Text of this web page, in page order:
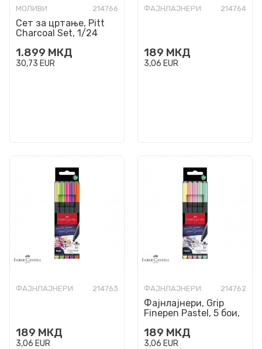
МОЛИВИ 214766
Сет за цртање, Pitt
Charcoal Set, 1/24
1.899 МКД
30,73 EUR
ФАЈНЛАЈНЕРИ 214764
189 МКД
3,06 EUR
ФАЈНЛАЈНЕРИ 214763
189 МКД
3,06 EUR
ФАЈНЛАЈНЕРИ 214762
Фајнлајнери, Grip
Finepen Pastel, 5 бои,
189 МКД
3,06 EUR